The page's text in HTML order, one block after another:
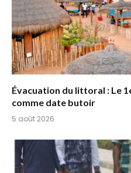
Évacuation du littoral : Le
comme date butoir
5 août 2026